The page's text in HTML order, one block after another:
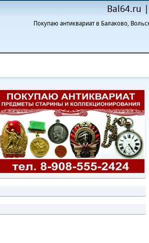
Bal64.ru
Покупаю антиквариат в Балаково,